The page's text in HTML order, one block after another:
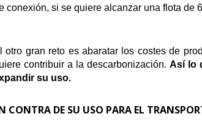
conexión, si se quiere alcanzar una flota de
otro gran reto es abaratar los costes de
contribuir a la descarbonización. Así lo
su uso.
CONTRA DE SU USO PARA EL